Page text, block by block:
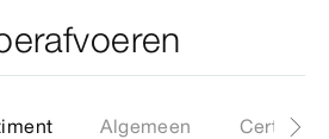
Algemeen